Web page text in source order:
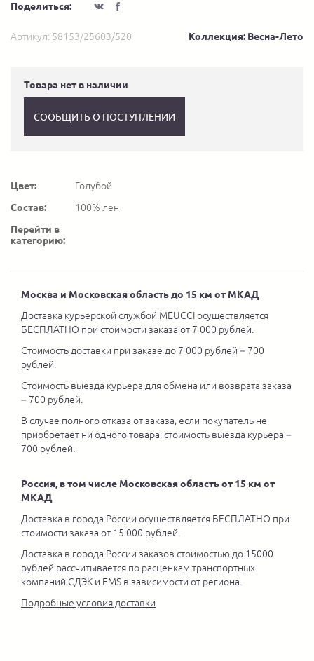
Поделиться:
Артикул: 58153/25603/520 Коллекция: Весна-Лето
Товара нет в наличии
СООБЩИТЬ О ПОСТУПЛЕНИИ
Цвет:
Голубой
Состав:
100% лен
Перейти в
категорию:
Москва и Московская область до 15 км от МКАД
Доставка курьерской службой MEUCCI осуществляется
БЕСПЛАТНО при стоимости заказа от 7 000 рублей.
Стоимость доставки при заказе до 7 000 рублей – 700
рублей.
Стоимость выезда курьера для обмена или возврата заказа
– 700 рублей.
В случае полного отказа от заказа, если покупатель не
приобретает ни одного товара, стоимость выезда курьера –
700 рублей.
Россия, в том числе Московская область от 15 км от
МКАД
Доставка в города России осуществляется БЕСПЛАТНО при
стоимости заказа от 15 000 рублей.
Доставка в города России заказов стоимостью до 15000
рублей рассчитывается по расценкам транспортных
компаний СДЭК и EMS в зависимости от региона.
Подробные условия доставки